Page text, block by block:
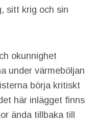
sitt krig och sin
okunnighet
under värmeböljan
börja kritiskt
här inlägget finns
ända tillbaka till